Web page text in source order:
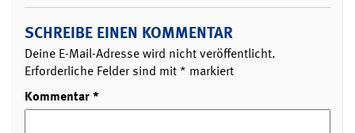
SCHREIBE EINEN KOMMENTAR
Deine E-Mail-Adresse wird nicht veröffentlicht.
Erforderliche Felder sind mit * markiert
Kommentar*